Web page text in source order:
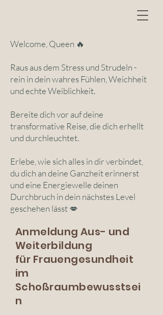
Welcome, Queen 🔥
Raus aus dem Stress und Strudeln -
rein in dein wahres Fühlen, Weichheit
und echte Weiblichkeit.
Bereite dich vor auf deine
transformative Reise, die dich erhellt
und durchleuchtet.
Erlebe, wie sich alles in dir verbindet,
du dich an deine Ganzheit erinnerst
und eine Energiewelle deinen
Durchbruch in dein nächstes Level
geschehen lässt 💋
Anmeldung Aus- und
Weiterbildung
für Frauengesundheit
im
Schoßraumbewusstsei
n